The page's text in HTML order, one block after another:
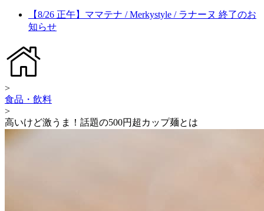
【8/26 正午】ママテナ / Merkystyle / ラナーヌ 終了のお
知らせ
>
食品・飲料
>
高いけど激うま！話題の500円超カップ麺とは